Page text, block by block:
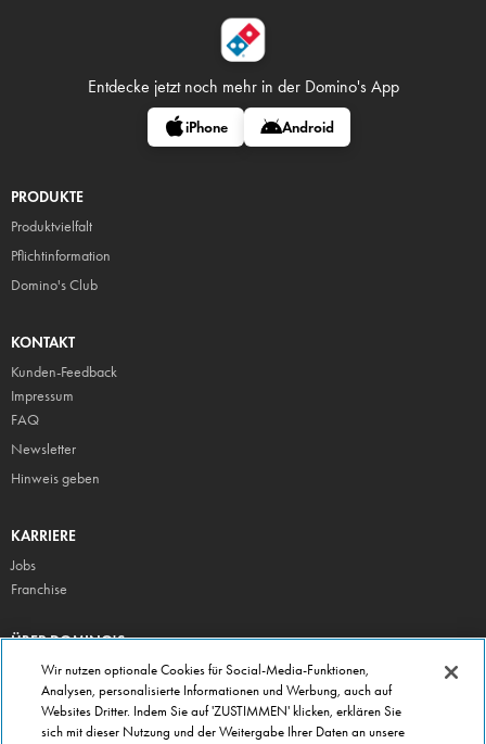
Entdecke jetzt noch mehr in der Domino's App
iPhone Android
PRODUKTE
Produktvielfalt
Pflichtinformation
Domino's Club
KONTAKT
Kunden-Feedback
Impressum
FAQ
Newsletter
Hinweis geben
KARRIERE
Jobs
Franchise
ÜBER DOMINO'S
Storesuche
Presse
Domino's App
Wir nutzen optionale Cookies für Social-Media-Funktionen,
Analysen, personalisierte Informationen und Werbung, auch auf
Websites Dritter. Indem Sie auf 'ZUSTIMMEN' klicken, erklären Sie
sich mit dieser Nutzung und der Weitergabe Ihrer Daten an unsere